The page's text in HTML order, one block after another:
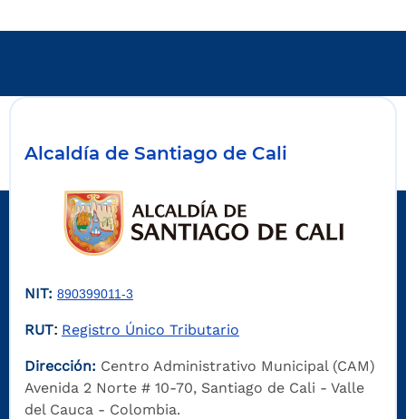
Alcaldía de Santiago de Cali
NIT: 890399011-3
RUT: Registro Único Tributario
Dirección: Centro Administrativo Municipal (CAM)
Avenida 2 Norte # 10-70, Santiago de Cali - Valle
del Cauca - Colombia.